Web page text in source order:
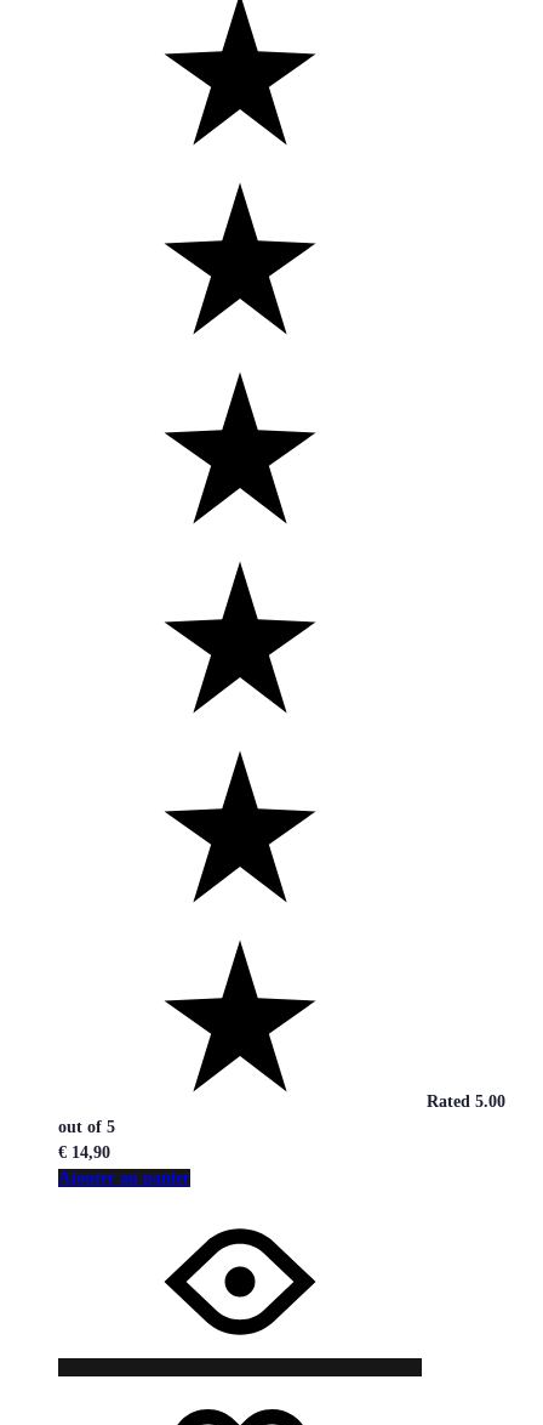
Rated 5.00
out of 5
€ 14,90
Ajouter au panier